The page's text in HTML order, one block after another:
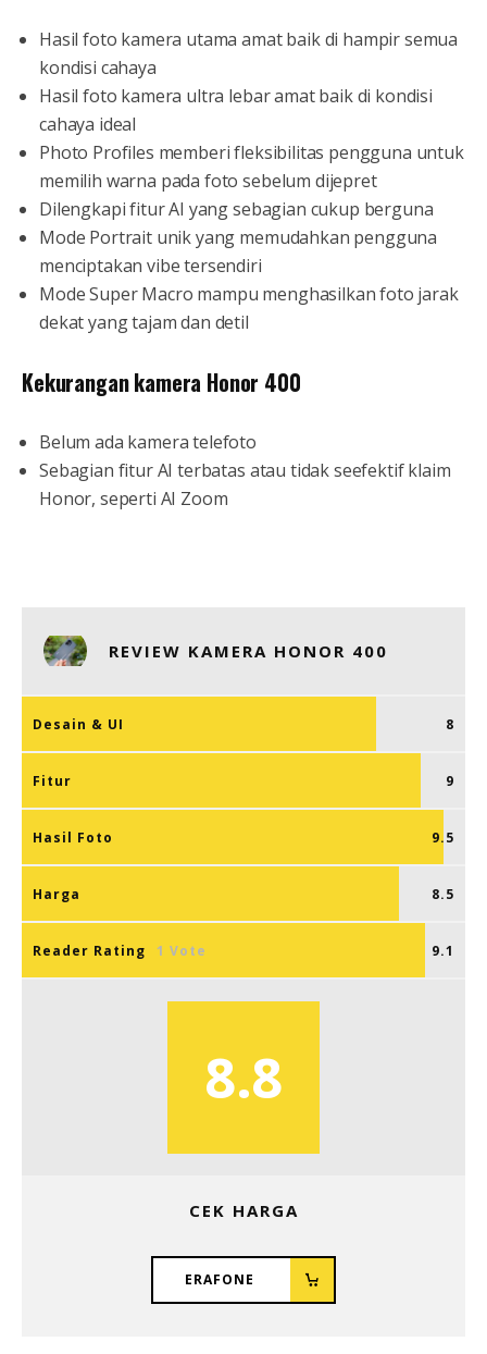
Hasil foto kamera utama amat baik di hampir semua
kondisi cahaya
Hasil foto kamera ultra lebar amat baik di kondisi
cahaya ideal
Photo Profiles memberi fleksibilitas pengguna untuk
memilih warna pada foto sebelum dijepret
Dilengkapi fitur AI yang sebagian cukup berguna
Mode Portrait unik yang memudahkan pengguna
menciptakan vibe tersendiri
Mode Super Macro mampu menghasilkan foto jarak
dekat yang tajam dan detil
Kekurangan kamera Honor 400
Belum ada kamera telefoto
Sebagian fitur AI terbatas atau tidak seefektif klaim
Honor, seperti AI Zoom
REVIEW KAMERA HONOR 400
Desain & UI 8
Fitur 9
Hasil Foto 9.5
Harga 8.5
Reader Rating 1 Vote 9.1
8.8
CEK HARGA
ERAFONE